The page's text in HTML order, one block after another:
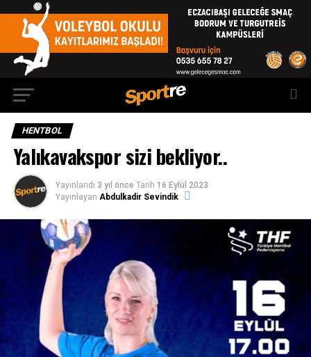
HENTBOL
Yalıkavakspor sizi bekliyor..
Yayınlandı 3 yıl önce Tarih 16 Eylül 2023
Yayınlayan Abdulkadir Sevindik